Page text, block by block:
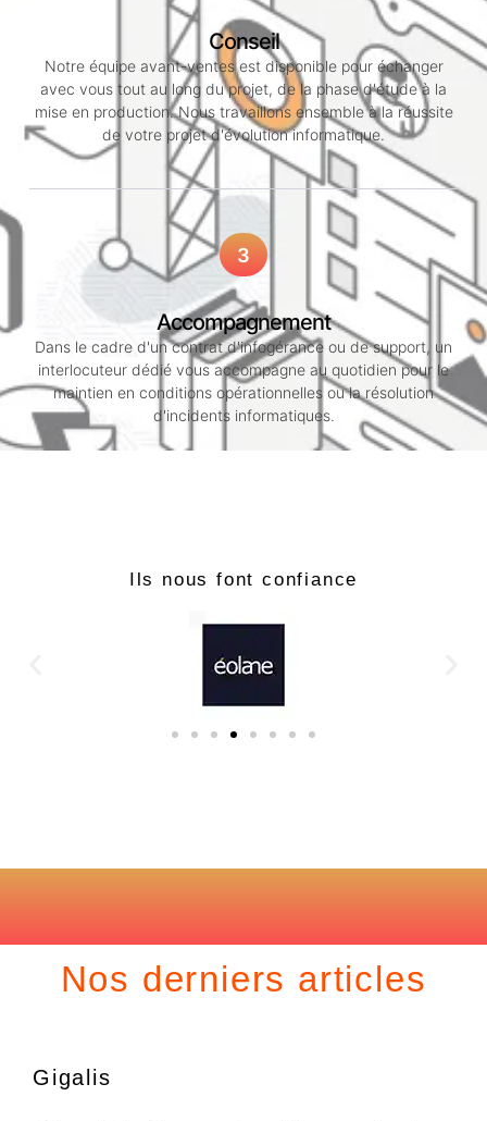
Conseil
Notre équipe avant-ventes est disponible pour échanger
avec vous tout au long du projet, de la phase d'étude à la
mise en production. Nous travaillons ensemble à la réussite
de votre projet d'évolution informatique.
3
Accompagnement
Dans le cadre d'un contrat d'infogérance ou de support, un
interlocuteur dédié vous accompagne au quotidien pour le
maintien en conditions opérationnelles ou la résolution
d'incidents informatiques.
Ils nous font confiance
Nos derniers articles
Gigalis